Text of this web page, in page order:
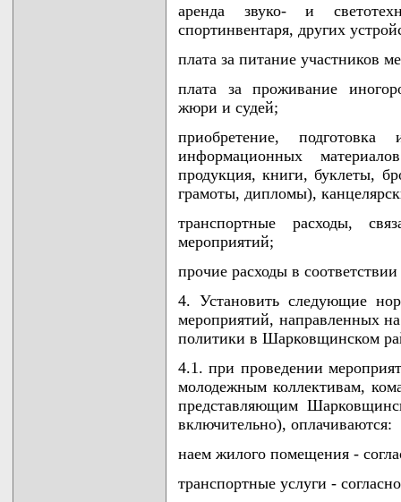
аренда звуко- и
спортинвентаря, других
плата за питание участников
плата за проживание
жюри и судей;
приобретение,
информационных
продукция, книги, буклеты,
грамоты, дипломы),
транспортные расходы,
мероприятий;
прочие расходы в
4. Установить следующие
мероприятий, направленных
политики в Шарковщинском
4.1. при проведении
молодежным коллективам,
представляющим
включительно), оплачиваются:
наем жилого помещения -
транспортные услуги -